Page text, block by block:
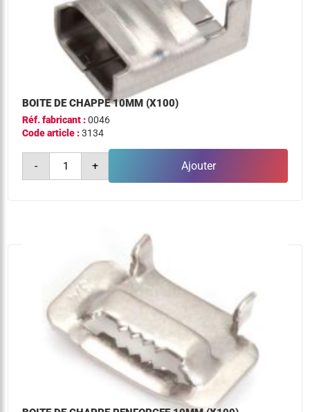
BOITE DE CHAPPE 10MM (X100)
Réf. fabricant :0046
Code article :3134
-
quantité
boite
+ Ajouter